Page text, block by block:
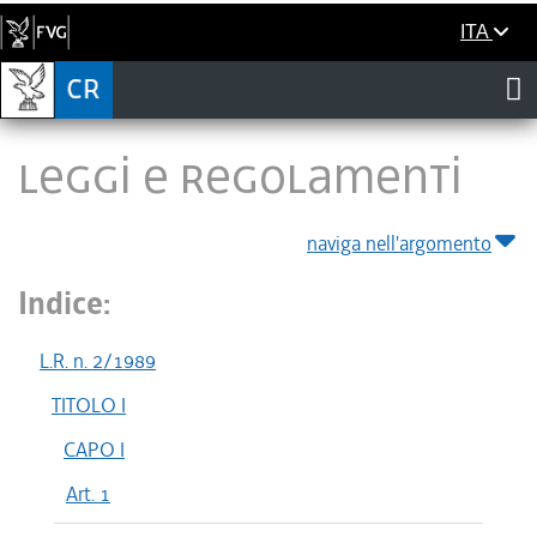
ITA
LEGGI E REGOLAMENTI
naviga nell'argomento
Indice:
L.R. n. 2/1989
TITOLO I
CAPO I
Art. 1